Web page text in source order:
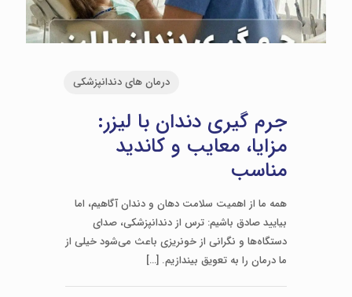
درمان های دندانپزشکی
جرم گیری دندان با لیزر:
مزایا، معایب و کاندید
مناسب
همه ما از اهمیت سلامت دهان و دندان آگاهیم، اما
بیایید صادق باشیم: ترس از دندانپزشکی، صدای
دستگاه‌ها و نگرانی از خونریزی باعث می‌شود خیلی از
ما درمان را به تعویق بیندازیم. […]